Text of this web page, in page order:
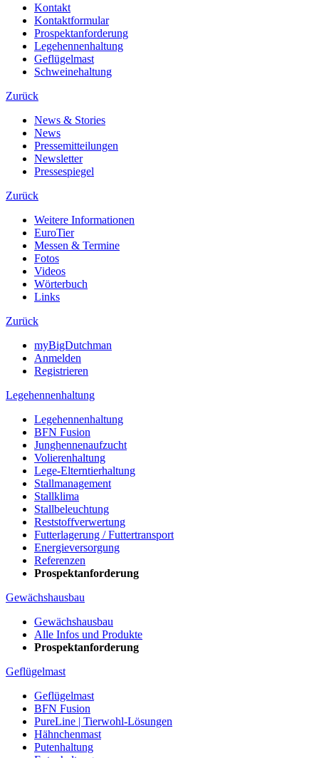
Kontakt
Kontaktformular
Prospektanforderung
Legehennenhaltung
Geflügelmast
Schweinehaltung
Zurück
News & Stories
News
Pressemitteilungen
Newsletter
Pressespiegel
Zurück
Weitere Informationen
EuroTier
Messen & Termine
Fotos
Videos
Wörterbuch
Links
Zurück
myBigDutchman
Anmelden
Registrieren
Legehennenhaltung
Legehennenhaltung
BFN Fusion
Junghennenaufzucht
Volierenhaltung
Lege-Elterntierhaltung
Stallmanagement
Stallklima
Stallbeleuchtung
Reststoffverwertung
Futterlagerung / Futtertransport
Energieversorgung
Referenzen
Prospektanforderung
Gewächshausbau
Gewächshausbau
Alle Infos und Produkte
Prospektanforderung
Geflügelmast
Geflügelmast
BFN Fusion
PureLine | Tierwohl-Lösungen
Hähnchenmast
Putenhaltung